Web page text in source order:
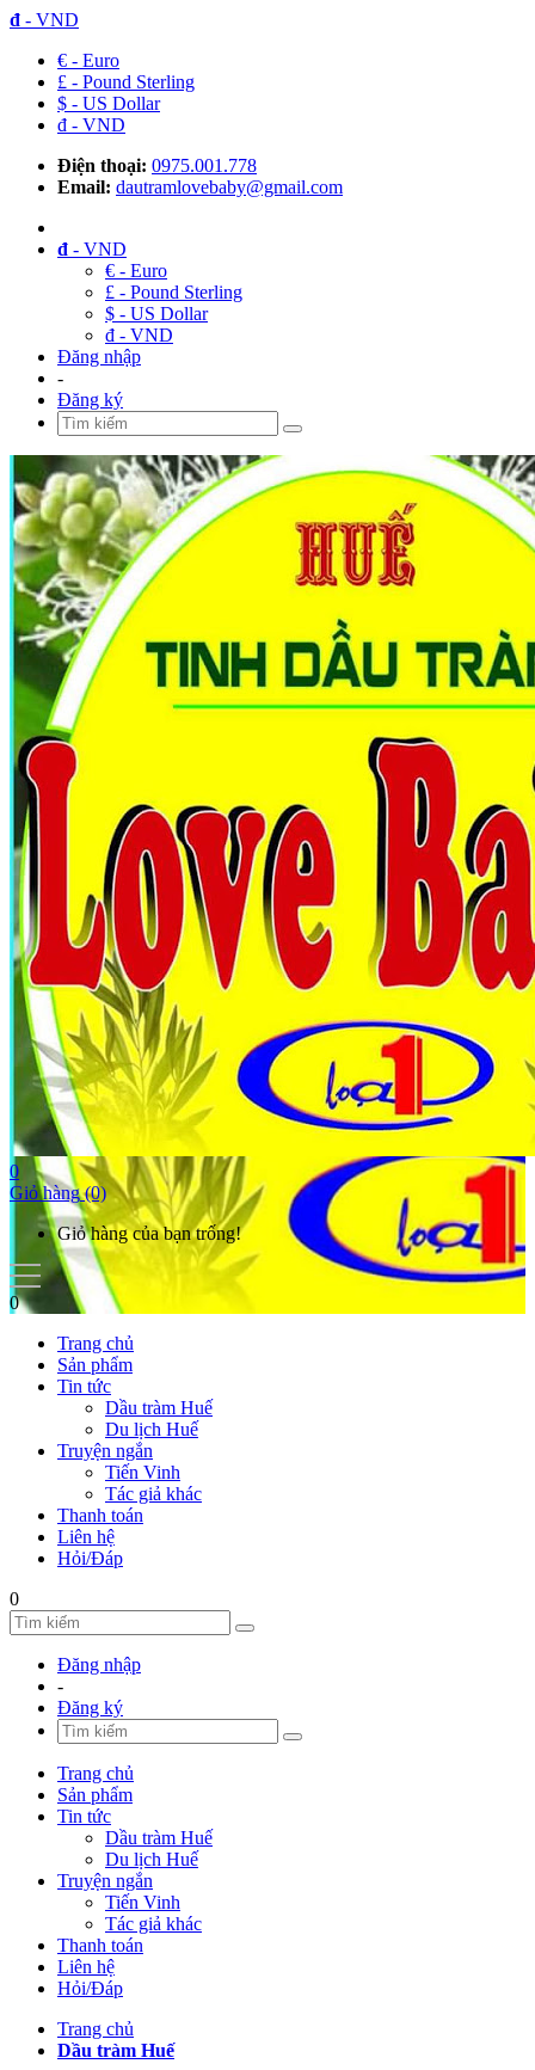
đ - VND
€ - Euro
£ - Pound Sterling
$ - US Dollar
đ - VND
Điện thoại: 0975.001.778
Email: dautramlovebaby@gmail.com
đ - VND
€ - Euro
£ - Pound Sterling
$ - US Dollar
đ - VND
Đăng nhập
-
Đăng ký
0
Giỏ hàng (0)
Giỏ hàng của bạn trống!
0
Trang chủ
Sản phẩm
Tin tức
Dầu tràm Huế
Du lịch Huế
Truyện ngắn
Tiến Vinh
Tác giả khác
Thanh toán
Liên hệ
Hỏi/Đáp
0
Đăng nhập
-
Đăng ký
Trang chủ
Sản phẩm
Tin tức
Dầu tràm Huế
Du lịch Huế
Truyện ngắn
Tiến Vinh
Tác giả khác
Thanh toán
Liên hệ
Hỏi/Đáp
Trang chủ
Dầu tràm Huế